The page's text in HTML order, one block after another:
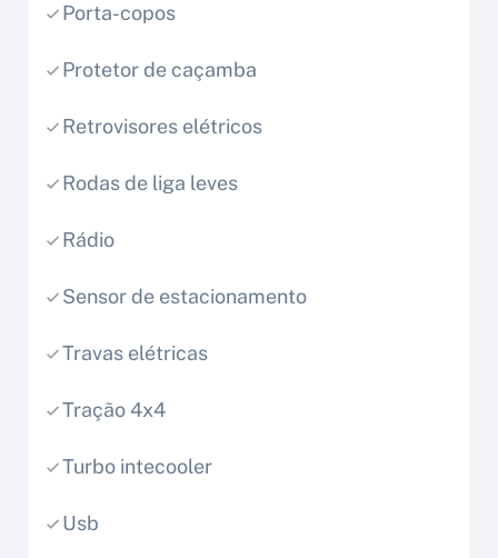
Porta-copos
Protetor de caçamba
Retrovisores elétricos
Rodas de liga leves
Rádio
Sensor de estacionamento
Travas elétricas
Tração 4x4
Turbo intecooler
Usb